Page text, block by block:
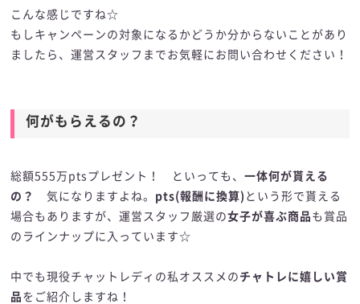
こんな感じですね☆
もしキャンペーンの対象になるかどうか分からないことがあり
ましたら、運営スタッフまでお気軽にお問い合わせください！
何がもらえるの？
総額555万ptsプレゼント！ といっても、一体何が貰える
の？
気になりますよね。 pts(報酬に換算) という形で貰える
場合もありますが、運営スタッフ厳選の女子が喜ぶ商品 も賞品
のラインナップに入っています☆
中でも現役チャットレディの私オススメの チャトレに嬉しい賞
品 をご紹介しますね！